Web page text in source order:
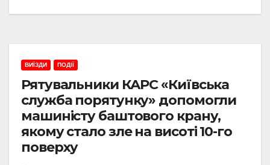
ВИЇЗДИ ПОДІЇ
Рятувальники КАРС «Київська
служба порятунку» допомогли
машиністу баштового крану,
якому стало зле на висоті 10-го
поверху